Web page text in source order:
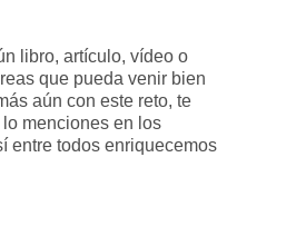
libro, artículo, vídeo o
que pueda venir bien
aún con este reto, te
menciones en los
entre todos enriquecemos